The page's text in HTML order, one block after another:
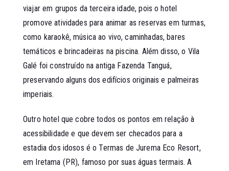
viajar em grupos da terceira idade, pois o hotel
promove atividades para animar as reservas em turmas,
como karaokê, música ao vivo, caminhadas, bares
temáticos e brincadeiras na piscina. Além disso, o Vila
Galé foi construído na antiga Fazenda Tanguá,
preservando alguns dos edifícios originais e palmeiras
imperiais.
Outro hotel que cobre todos os pontos em relação à
acessibilidade e que devem ser checados para a
estadia dos idosos é oTermas de Jurema Eco Resort,
em Iretama (PR), famoso por suas águas termais. A